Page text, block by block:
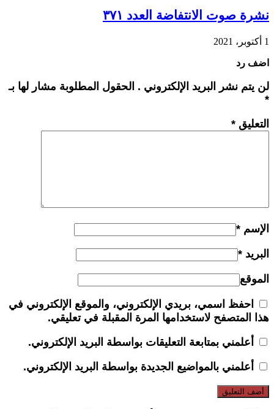
نشرة صوت الانتفاضة العدد ٣٧١
1 أكتوبر، 2021
اضف رد
لن يتم نشر البريد الإلكتروني . الحقول المطلوبة مشار لها بـ
*
التعليق *
الإسم *
البريد *
الموقع
احفظ اسمي، بريدي الإلكتروني، والموقع الإلكتروني في
هذا المتصفح لاستخدامها المرة المقبلة في تعليقي.
أعلمني بمتابعة التعليقات بواسطة البريد الإلكتروني.
أعلمني بالمواضيع الجديدة بواسطة البريد الإلكتروني.